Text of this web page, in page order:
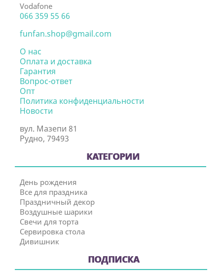
Vodafone
066 359 55 66
funfan.shop@gmail.com
О нас
Оплата и доставка
Гарантия
Вопрос-ответ
Опт
Политика конфиденциальности
Новости
вул. Мазепи 81
Рудно, 79493
КАТЕГОРИИ
День рождения
Все для праздника
Праздничный декор
Воздушные шарики
Свечи для торта
Сервировка стола
Дивишник
ПОДПИСКА